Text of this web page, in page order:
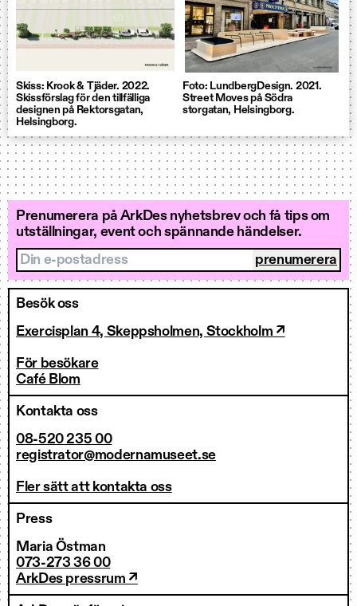
Skiss: Krook & Tjäder. 2022.
Skissförslag för den tillfälliga
designen på Rektorsgatan,
Helsingborg.
Foto: LundbergDesign. 2021.
Street Moves på Södra
storgatan, Helsingborg.
Prenumerera på ArkDes nyhetsbrev och få tips om
utställningar, event och spännande händelser.
Din e-postadress
Besök oss
Exercisplan 4, Skeppsholmen, Stockholm ↗
För besökare
Café Blom
Kontakta oss
08-520 235 00
registrator@modernamuseet.se
Fler sätt att kontakta oss
Press
Maria Östman
073-273 36 00
ArkDes pressrum ↗